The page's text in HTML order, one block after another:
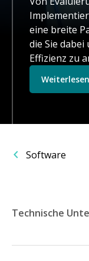
eine breite
die Sie
Effizienz zu
Weiterlesen
Software
Technische